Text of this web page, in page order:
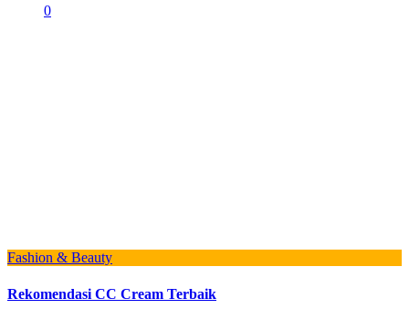
0
Fashion & Beauty
Rekomendasi CC Cream Terbaik